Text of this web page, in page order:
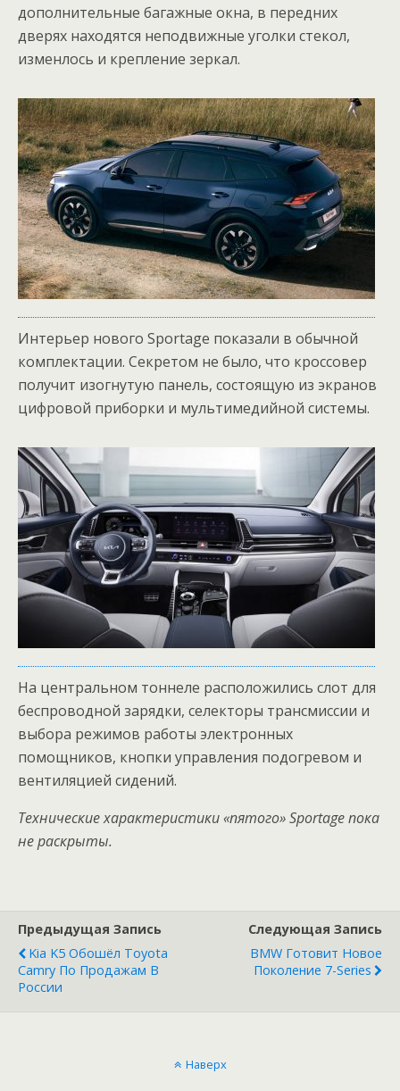
дополнительные багажные окна, в передних
дверях находятся неподвижные уголки стекол,
изменлось и крепление зеркал.
Интерьер нового Sportage показали в обычной
комплектации. Секретом не было, что кроссовер
получит изогнутую панель, состоящую из экранов
цифровой приборки и мультимедийной системы.
На центральном тоннеле расположились слот для
беспроводной зарядки, селекторы трансмиссии и
выбора режимов работы электронных
помощников, кнопки управления подогревом и
вентиляцией сидений.
Технические характеристики «пятого» Sportage пока
не раскрыты.
Предыдущая Запись
Kia K5 Обошёл Toyota
Camry По Продажам В
России
Следующая Запись
BMW Готовит Новое
Поколение 7-Series
Наверх